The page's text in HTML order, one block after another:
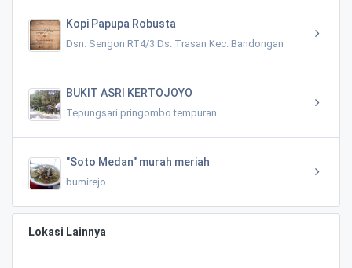
Kopi Papupa Robusta
Dsn. Sengon RT4/3 Ds. Trasan Kec. Bandongan
BUKIT ASRI KERTOJOYO
Tepungsari pringombo tempuran
"Soto Medan" murah meriah
bumirejo
Lokasi Lainnya